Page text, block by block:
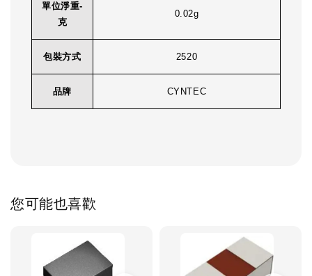
單位淨重-
克
0.02g
包裝方式 2520
品牌 CYNTEC
您可能也喜歡